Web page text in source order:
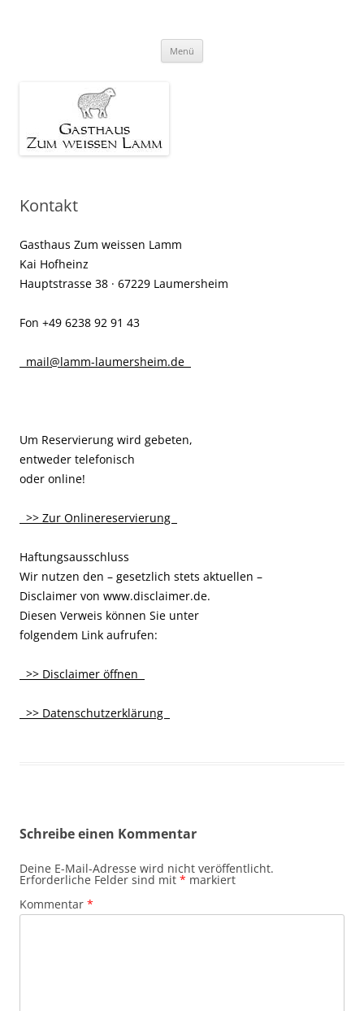
Menü
Kontakt
Gasthaus Zum weissen Lamm
Kai Hofheinz
Hauptstrasse 38 · 67229 Laumersheim
Fon +49 6238 92 91 43
mail@lamm-laumersheim.de
Um Reservierung wird gebeten,
entweder telefonisch
oder online!
>> Zur Onlinereservierung
Haftungsausschluss
Wir nutzen den – gesetzlich stets aktuellen –
Disclaimer von www.disclaimer.de.
Diesen Verweis können Sie unter
folgendem Link aufrufen:
>> Disclaimer öffnen
>> Datenschutzerklärung
Schreibe einen Kommentar
Deine E-Mail-Adresse wird nicht veröffentlicht.
Erforderliche Felder sind mit * markiert
Kommentar *